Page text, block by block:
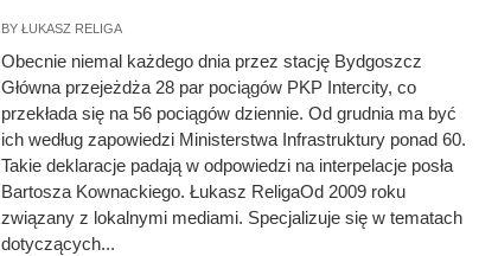
BY ŁUKASZ RELIGA
Obecnie niemal każdego dnia przez stację Bydgoszcz
Główna przejeżdża 28 par pociągów PKP Intercity, co
przekłada się na 56 pociągów dziennie. Od grudnia ma być
ich według zapowiedzi Ministerstwa Infrastruktury ponad 60.
Takie deklaracje padają w odpowiedzi na interpelacje posła
Bartosza Kownackiego. Łukasz ReligaOd 2009 roku
związany z lokalnymi mediami. Specjalizuje się w tematach
dotyczących...